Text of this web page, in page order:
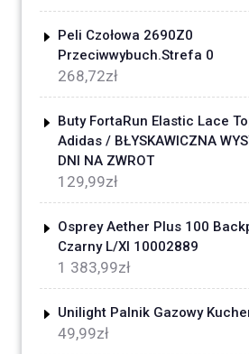
Peli Czołowa 2690Z0
Przeciwwybuch.Strefa 0
268,72zł
Buty FortaRun Elastic Lace
Adidas / BŁYSKAWICZNA
DNI NA ZWROT
129,99zł
Osprey Aether Plus 100
Czarny L/Xl 10002889
1 383,99zł
Unilight Palnik Gazowy
49,99zł